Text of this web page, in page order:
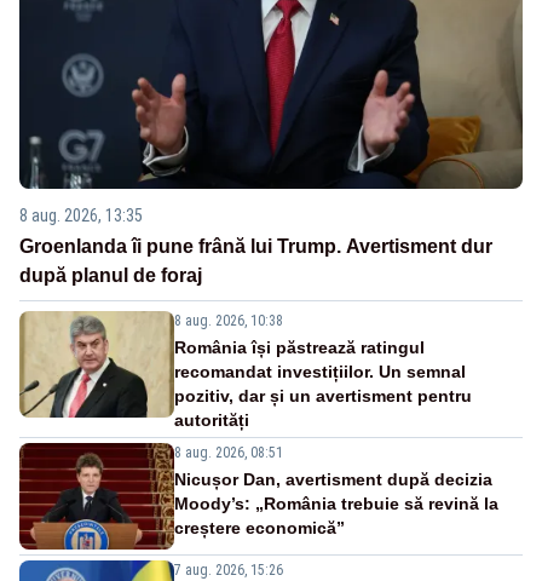
8 aug. 2026, 13:35
Groenlanda îi pune frână lui Trump. Avertisment dur
după planul de foraj
8 aug. 2026, 10:38
România își păstrează ratingul
recomandat investițiilor. Un semnal
pozitiv, dar și un avertisment pentru
autorități
8 aug. 2026, 08:51
Nicușor Dan, avertisment după decizia
Moody’s: „România trebuie să revină la
creștere economică”
7 aug. 2026, 15:26